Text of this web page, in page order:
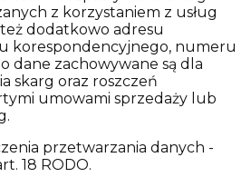
z korzystaniem z usług
dodatkowo adresu
korespondencyjnego, numeru
dane zachowywane są dla
skarg oraz roszczeń
umowami sprzedaży lub
przetwarzania danych -
18 RODO.